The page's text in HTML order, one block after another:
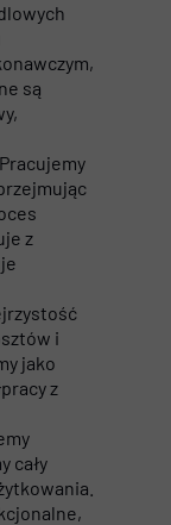
są
z
i
jako
z
cały